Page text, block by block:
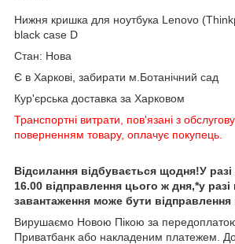
Нижня кришка для ноутбука Lenovo
black case D
Стан: Нова
Є в Харкові, забирати м.Ботанічний сад
Кур'єрська доставка за Харковом
Транспортні витрати, пов'язані з
поверненням товару, оплачує покупець.
Відсилання відбувається щодня!У
16.00 відправлення цього ж дня,*у разі
завантаження може бути відправлення
Вирушаємо Новою Пікою за
Приватбанк або накладеним платежем.